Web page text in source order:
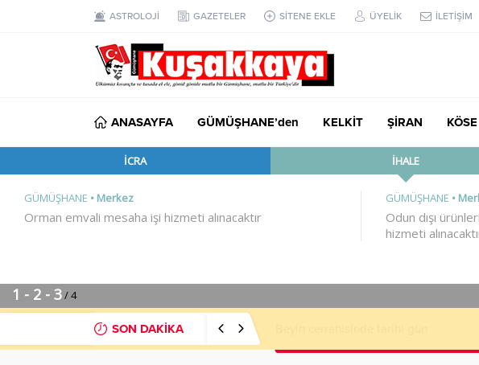
ASTROLOJİ GAZETELER SİTENE EKLE ÜYELİK İLETİŞİM
ANASAYFA GÜMÜŞHANE’den KELKİT ŞİRAN KÖSE
SON DAKİKA